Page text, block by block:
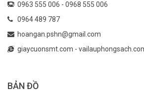
0963 555 006 - 0968 555 006
0964 489 787
hoangan.pshn@gmail.com
giaycuonsmt.com -
BẢN ĐỒ